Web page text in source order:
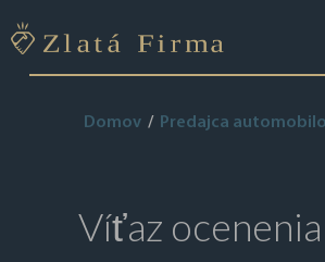
Domov Predajca
Víťaz ocenenia